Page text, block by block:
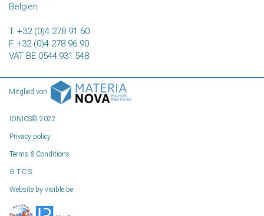
Belgien
T. +32 (0)4 278 91 60
F. +32 (0)4 278 96 90
VAT BE 0544.931.548
Mitglied von
IONICS© 2022
Privacy policy
Terms & Conditions
G.T.C.S.
Website by visible.be